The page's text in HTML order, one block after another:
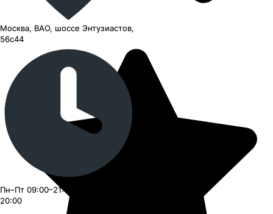
Москва, ВАО, шоссе Энтузиастов,
56с44
Пн–Пт 09:00–21:00, Сб–Вс 09:00–
20:00